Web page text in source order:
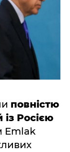
повністю
із Росією
Emlak